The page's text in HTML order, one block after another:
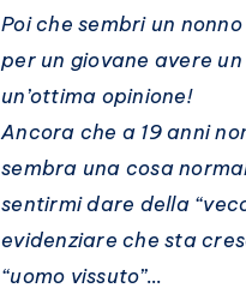
Poi che sembri un
per un giovane avere
un’ottima opinione!
Ancora che a 19 anni
sembra una cosa
sentirmi dare della
evidenziare che sta
“uomo vissuto”…